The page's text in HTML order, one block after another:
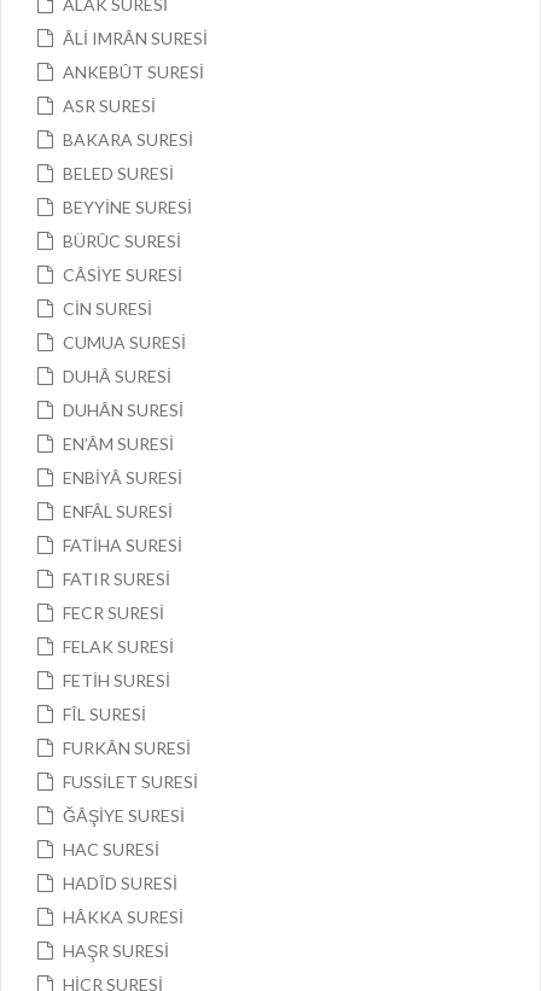
ALAK SURESİ
ÂLİ IMRÂN SURESİ
ANKEBÛT SURESİ
ASR SURESİ
BAKARA SURESİ
BELED SURESİ
BEYYİNE SURESİ
BÜRÛC SURESİ
CÂSİYE SURESİ
CİN SURESİ
CUMUA SURESİ
DUHÂ SURESİ
DUHÂN SURESİ
EN’ÂM SURESİ
ENBİYÂ SURESİ
ENFÂL SURESİ
FATİHA SURESİ
FATIR SURESİ
FECR SURESİ
FELAK SURESİ
FETİH SURESİ
FÎL SURESİ
FURKÂN SURESİ
FUSSİLET SURESİ
ĞÂŞİYE SURESİ
HAC SURESİ
HADÎD SURESİ
HÂKKA SURESİ
HAŞR SURESİ
HİCR SURESİ